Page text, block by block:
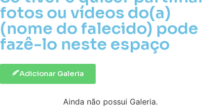
fotos ou vídeos do(a)
(nome do falecido) pode
fazê-lo neste espaço
Adicionar Galeria
Ainda não possui Galeria.